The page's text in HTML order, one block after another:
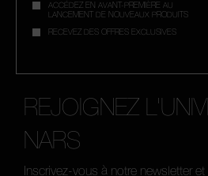
ACCÉDEZ EN AVANT-PREMIÈRE AU
LANCEMENT DE NOUVEAUX PRODUITS
RECEVEZ DES OFFRES EXCLUSIVES
REJOIGNEZ
NARS
Inscrivez-vous à notre newsletter